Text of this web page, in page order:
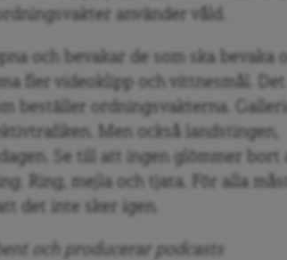
använder våld.
och bevakar de som ska bevaka
fler videoklipp och vittnesmål. Det
beställer ordningsvakterna.
Men också landstingen,
Se till att ingen glömmer bort
Ring, mejla och tjata. För alla
det inte sker igen.
och producerar podcasts